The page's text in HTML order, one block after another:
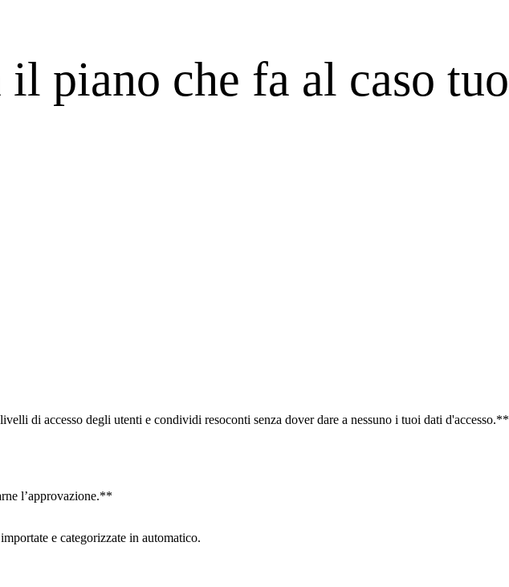
piano che fa al caso tuo
di accesso degli utenti e condividi resoconti senza dover dare a nessuno i tuoi dati d'accesso.**
l’approvazione.**
e categorizzate in automatico.